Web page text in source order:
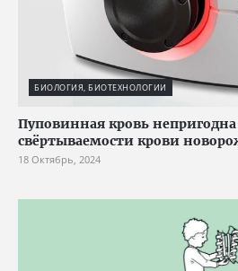
БИОЛОГИЯ, БИОТЕХНОЛОГИИ
Пуповинная кровь
свёртываемости крови
18 Октябрь, 2024